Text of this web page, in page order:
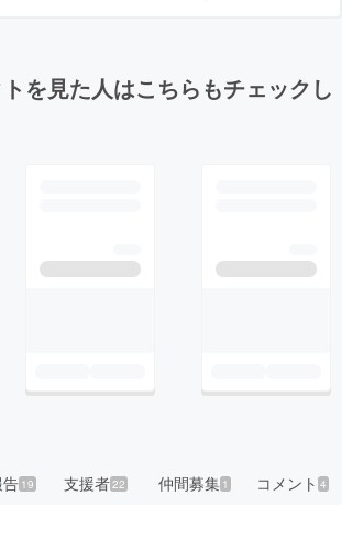
を見た人はこちらもチェックし
告19 支援者 22 仲間募集 1 コメント4